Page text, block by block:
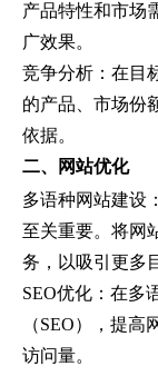
产品特性和市场
广效果。
竞争分析：在目
的产品、市场份
依据。
二、网站优化
多语种网站建设
至关重要。将网
务，以吸引更多
SEO优化：在多
（SEO），提
访问量。